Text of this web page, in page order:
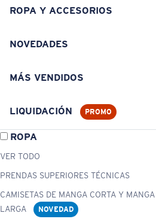
ROPA Y ACCESORIOS
NOVEDADES
MÁS VENDIDOS
LIQUIDACIÓN PROMO
ROPA
VER TODO
PRENDAS SUPERIORES TÉCNICAS
CAMISETAS DE MANGA CORTA Y MANGA
LARGA
NOVEDAD